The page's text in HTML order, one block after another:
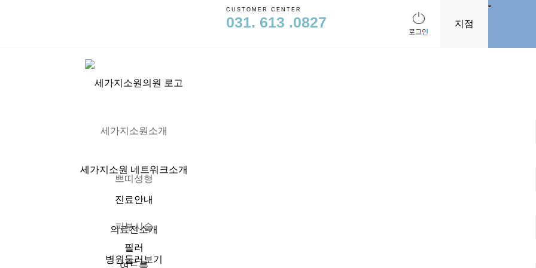
CUSTOMER CENTER
031. 613 .0827 지점
세가지소원소개
세가지소원 네트워크소개
진료안내
의료진소개
병원둘러보기
쁘띠성형
필러
피부시술
여드름